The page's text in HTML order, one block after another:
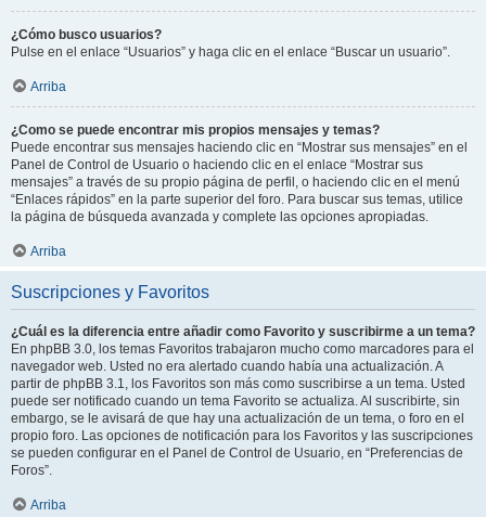
¿Cómo busco usuarios?
Pulse en el enlace “Usuarios” y haga clic en el enlace “Buscar un usuario”.
Arriba
¿Como se puede encontrar mis propios mensajes y temas?
Puede encontrar sus mensajes haciendo clic en “Mostrar sus mensajes” en el
Panel de Control de Usuario o haciendo clic en el enlace “Mostrar sus
mensajes” a través de su propio página de perfil, o haciendo clic en el menú
“Enlaces rápidos” en la parte superior del foro. Para buscar sus temas, utilice
la página de búsqueda avanzada y complete las opciones apropiadas.
Arriba
Suscripciones y Favoritos
¿Cuál es la diferencia entre añadir como Favorito y suscribirme a un tema?
En phpBB 3.0, los temas Favoritos trabajaron mucho como marcadores para el
navegador web. Usted no era alertado cuando había una actualización. A
partir de phpBB 3.1, los Favoritos son más como suscribirse a un tema. Usted
puede ser notificado cuando un tema Favorito se actualiza. Al suscribirte, sin
embargo, se le avisará de que hay una actualización de un tema, o foro en el
propio foro. Las opciones de notificación para los Favoritos y las suscripciones
se pueden configurar en el Panel de Control de Usuario, en “Preferencias de
Foros”.
Arriba